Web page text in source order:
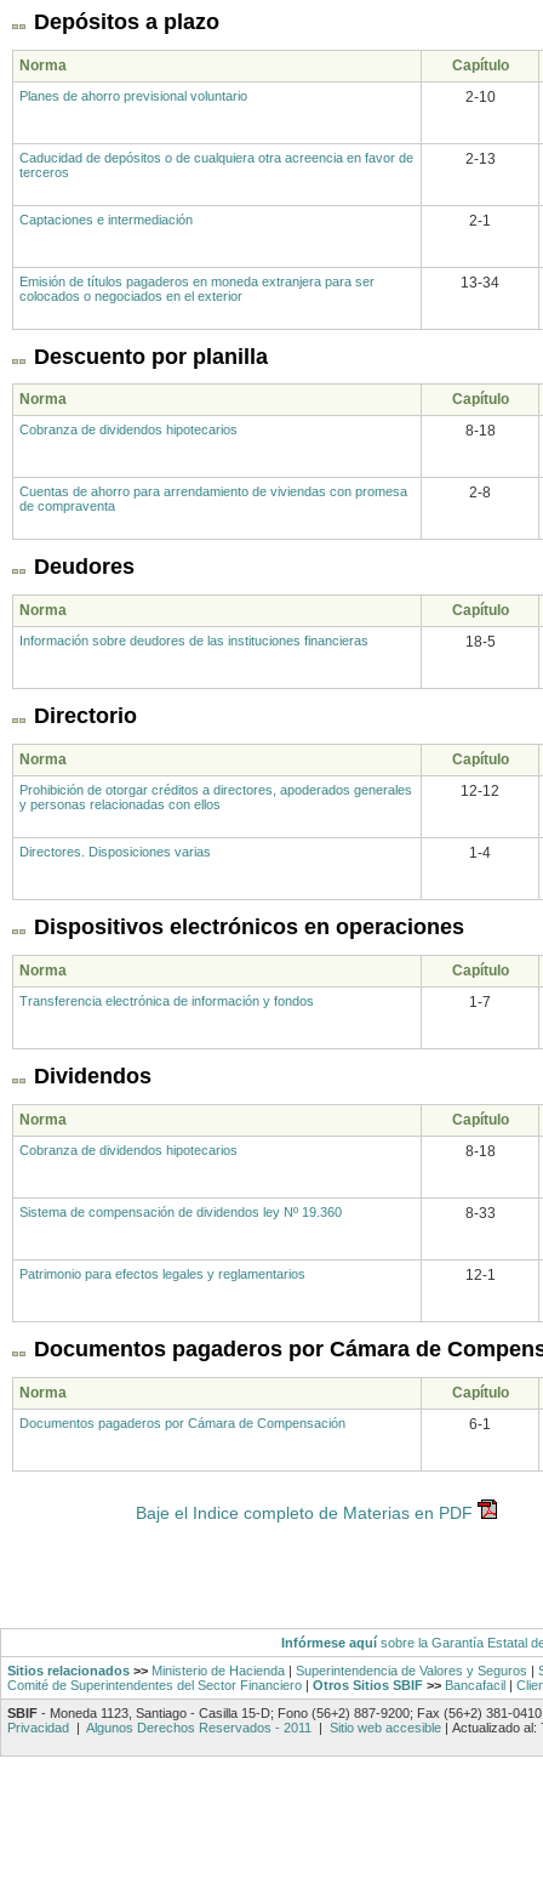
Depósitos a plazo
Norma Capítulo
Planes de ahorro previsional voluntario 2-10
Caducidad de depósitos o de cualquiera otra acreencia en favor de
terceros
2-13
Captaciones e intermediación 2-1
Emisión de títulos pagaderos en moneda extranjera para ser
colocados o negociados en el exterior
13-34
Descuento por planilla
Norma Capítulo
Cobranza de dividendos hipotecarios 8-18
Cuentas de ahorro para arrendamiento de viviendas con promesa
de compraventa
2-8
Deudores
Norma Capítulo
Información sobre deudores de las instituciones financieras 18-5
Directorio
Norma Capítulo
Prohibición de otorgar créditos a directores, apoderados generales
y personas relacionadas con ellos
12-12
Directores. Disposiciones varias 1-4
Dispositivos electrónicos en operaciones
Norma Capítulo
Transferencia electrónica de información y fondos 1-7
Dividendos
Norma Capítulo
Cobranza de dividendos hipotecarios 8-18
Sistema de compensación de dividendos ley Nº 19.360 8-33
Patrimonio para efectos legales y reglamentarios 12-1
Documentos pagaderos por Cámara de
Norma Capítulo
Documentos pagaderos por Cámara de Compensación 6-1
Baje el Indice completo de Materias en PDF
Infórmese aquísobre la Garantía Estatal
Sitios relacionados >> Ministerio de Hacienda | Superintendencia de Valores y Seguros |
Comité de Superintendentes del Sector Financiero | Otros Sitios SBIF >> Bancafacil |
SBIF - Moneda 1123, Santiago - Casilla 15-D; Fono (56+2) 887-9200; Fax (56+2) 381-0410
Privacidad | Algunos Derechos Reservados - 2011 | Sitio web accesible | Actualizado al: